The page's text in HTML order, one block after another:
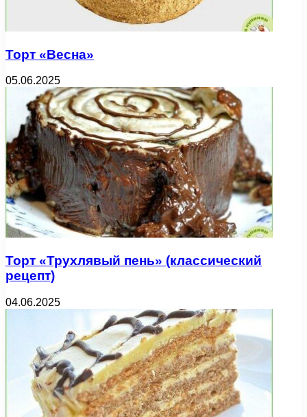
Торт «Весна»
05.06.2025
Торт «Трухлявый пень» (классический
рецепт)
04.06.2025